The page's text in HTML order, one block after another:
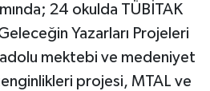
24 okulda TÜBİTAK
Yazarları Projeleri
mektebi ve medeniyet
projesi, MTAL ve